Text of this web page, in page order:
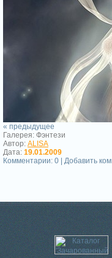
« предыдущее
Галерея: Фэнтези
Автор: ALISA
Дата: 19.01.2009
Комментарии: 0 | Добавить